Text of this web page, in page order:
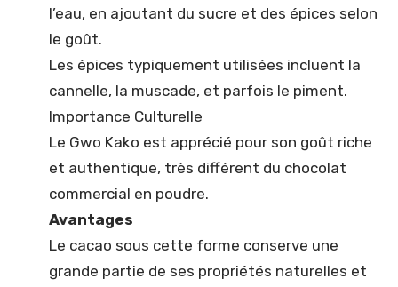
l’eau, en ajoutant du sucre et des épices selon
le goût.
Les épices typiquement utilisées incluent la
cannelle, la muscade, et parfois le piment.
Importance Culturelle
Le Gwo Kako est apprécié pour son goût riche
et authentique, très différent du chocolat
commercial en poudre.
Avantages
Le cacao sous cette forme conserve une
grande partie de ses propriétés naturelles et